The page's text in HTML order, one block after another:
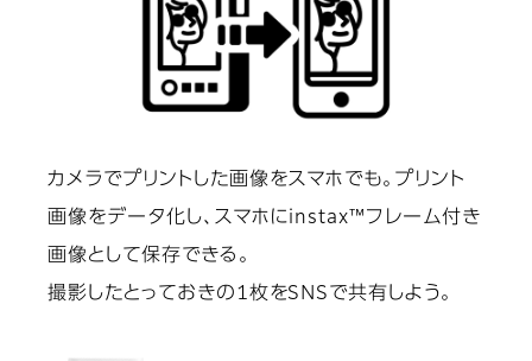
カメラでプリントした画像をスマホでも。プリント
画像をデータ化し、スマホにinstax™フレーム付き
画像として保存できる。
撮影したとっておきの1枚をSNSで共有しよう。